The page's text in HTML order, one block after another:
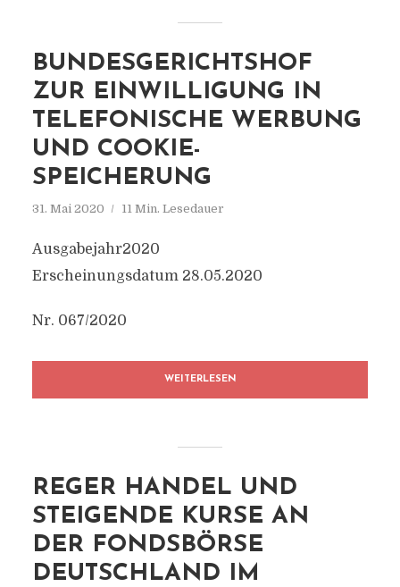
BUNDESGERICHTSHOF
ZUR EINWILLIGUNG IN
TELEFONISCHE WERBUNG
UND COOKIE-
SPEICHERUNG
31. Mai 2020 11 Min. Lesedauer
Ausgabejahr2020
Erscheinungsdatum 28.05.2020
Nr. 067/2020
WEITERLESEN
REGER HANDEL UND
STEIGENDE KURSE AN
DER FONDSBÖRSE
DEUTSCHLAND IM